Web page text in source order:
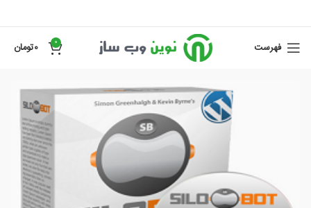
فهرست 0
0تومان